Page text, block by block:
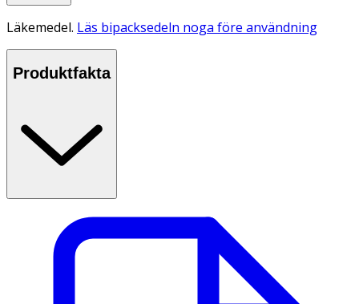
Läkemedel. Läs bipacksedeln noga före användning
Produktfakta